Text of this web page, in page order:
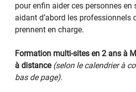
pour enfin aider ces personnes en
aidant d’abord les professionnels
prennent en charge.
Formation multi-sites en 2 ans à
à distance (selon le calendrier à
bas de page).